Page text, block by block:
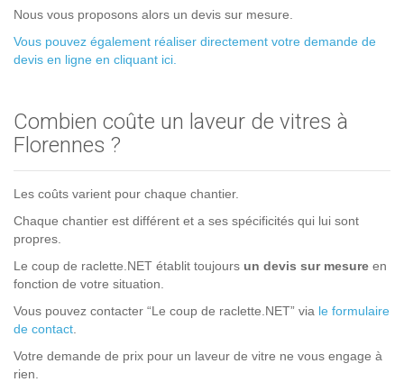
Nous vous proposons alors un devis sur mesure.
Vous pouvez également réaliser directement votre demande de
devis en ligne en cliquant ici.
Combien coûte un laveur de vitres à
Florennes ?
Les coûts varient pour chaque chantier.
Chaque chantier est différent et a ses spécificités qui lui sont
propres.
Le coup de raclette.NET établit toujours un devis sur mesure en
fonction de votre situation.
Vous pouvez contacter “Le coup de raclette.NET” via le formulaire
de contact
Votre demande de prix pour un laveur de vitre ne vous engage à
rien.